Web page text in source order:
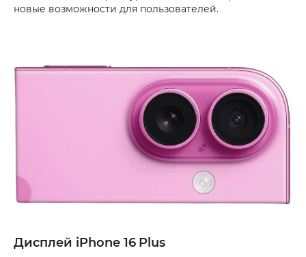
новые возможности для пользователей.
Дисплей iPhone 16 Plus